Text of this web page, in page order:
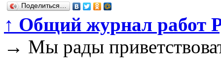
Поделиться…
↑ Общий журнал работ
→ Мы рады